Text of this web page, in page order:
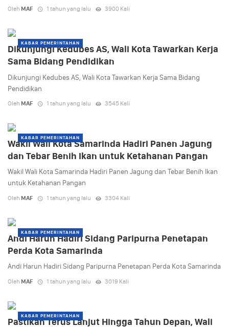
Oleh MAF 1 tahun yang lalu 3900 Kali
KABAR PEMERINTAHAN
Dikunjungi Kedubes AS, Wali Kota Tawarkan Kerja
Sama Bidang Pendidikan
Dikunjungi Kedubes AS, Wali Kota Tawarkan Kerja Sama Bidang
Pendidikan
Oleh MAF 1 tahun yang lalu 3545 Kali
KABAR PEMERINTAHAN
Wakil Wali Kota Samarinda Hadiri Panen Jagung
dan Tebar Benih Ikan untuk Ketahanan Pangan
Wakil Wali Kota Samarinda Hadiri Panen Jagung dan Tebar Benih Ikan
untuk Ketahanan Pangan
Oleh MAF 1 tahun yang lalu 3304 Kali
KABAR PEMERINTAHAN
Andi Harun Hadiri Sidang Paripurna Penetapan
Perda Kota Samarinda
Andi Harun Hadiri Sidang Paripurna Penetapan Perda Kota Samarinda
Oleh MAF 1 tahun yang lalu 3019 Kali
KABAR PEMERINTAHAN
Pastikan Terus Lanjut Hingga Tahun Depan, Wali